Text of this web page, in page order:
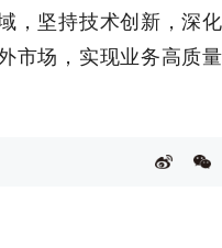
，坚持技术创新，深化
市场，实现业务高质量